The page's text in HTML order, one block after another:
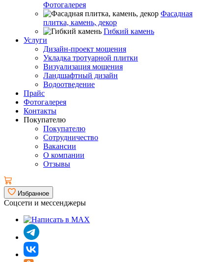
Фотогалерея
Фасадная
плитка, камень, декор
Гибкий камень
Услуги
Дизайн-проект мощения
Укладка тротуарной плитки
Визуализация мощения
Ландшафтный дизайн
Водоотведение
Прайс
Фотогалерея
Контакты
Покупателю
Покупателю
Сотрудничество
Вакансии
О компании
Отзывы
Избранное
Соцсети и мессенджеры